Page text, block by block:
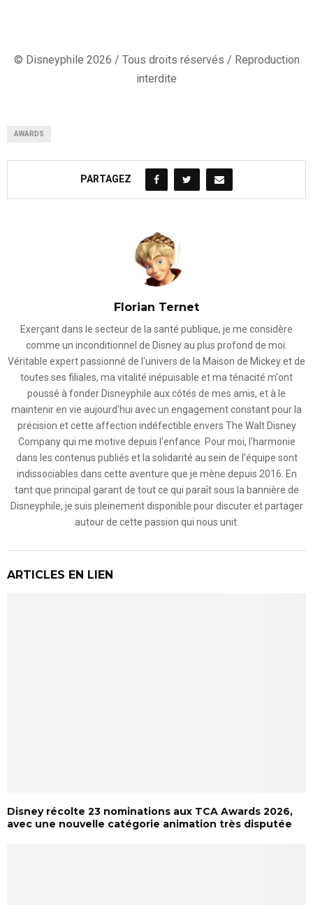
© Disneyphile 2026 / Tous droits réservés / Reproduction
interdite
AWARDS
PARTAGEZ
Florian Ternet
Exerçant dans le secteur de la santé publique, je me considère
comme un inconditionnel de Disney au plus profond de moi.
Véritable expert passionné de l'univers de la Maison de Mickey et de
toutes ses filiales, ma vitalité inépuisable et ma ténacité m'ont
poussé à fonder Disneyphile aux côtés de mes amis, et à le
maintenir en vie aujourd'hui avec un engagement constant pour la
précision et cette affection indéfectible envers The Walt Disney
Company qui me motive depuis l'enfance. Pour moi, l'harmonie
dans les contenus publiés et la solidarité au sein de l'équipe sont
indissociables dans cette aventure que je mène depuis 2016. En
tant que principal garant de tout ce qui paraît sous la bannière de
Disneyphile, je suis pleinement disponible pour discuter et partager
autour de cette passion qui nous unit.
ARTICLES EN LIEN
Disney récolte 23 nominations aux TCA Awards 2026,
avec une nouvelle catégorie animation très disputée